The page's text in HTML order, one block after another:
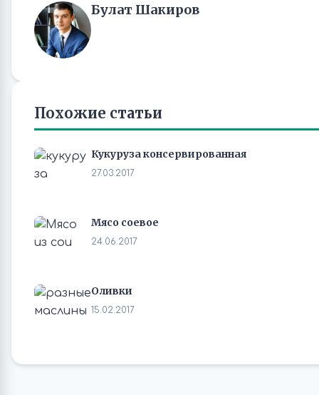
Булат Шакиров
Похожие статьи
Кукуруза консервированная
27.03.2017
Мясо соевое
24.06.2017
Оливки
15.02.2017